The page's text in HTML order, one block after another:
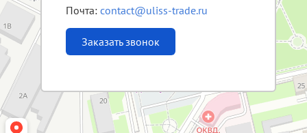
Почта:contact@uliss-trade.ru
Заказать звонок